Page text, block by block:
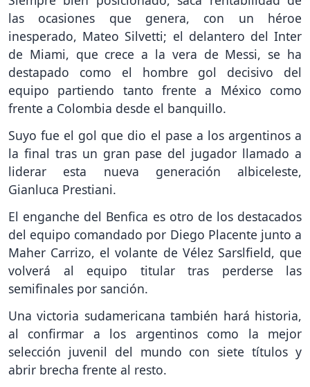
las ocasiones que genera, con un héroe
inesperado, Mateo Silvetti; el delantero del Inter
de Miami, que crece a la vera de Messi, se ha
destapado como el hombre gol decisivo del
equipo partiendo tanto frente a México como
frente a Colombia desde el banquillo.
Suyo fue el gol que dio el pase a los argentinos a
la final tras un gran pase del jugador llamado a
liderar esta nueva generación albiceleste,
Gianluca Prestiani.
El enganche del Benfica es otro de los destacados
del equipo comandado por Diego Placente junto a
Maher Carrizo, el volante de Vélez Sarslfield, que
volverá al equipo titular tras perderse las
semifinales por sanción.
Una victoria sudamericana también hará historia,
al confirmar a los argentinos como la mejor
selección juvenil del mundo con siete títulos y
abrir brecha frente al resto.